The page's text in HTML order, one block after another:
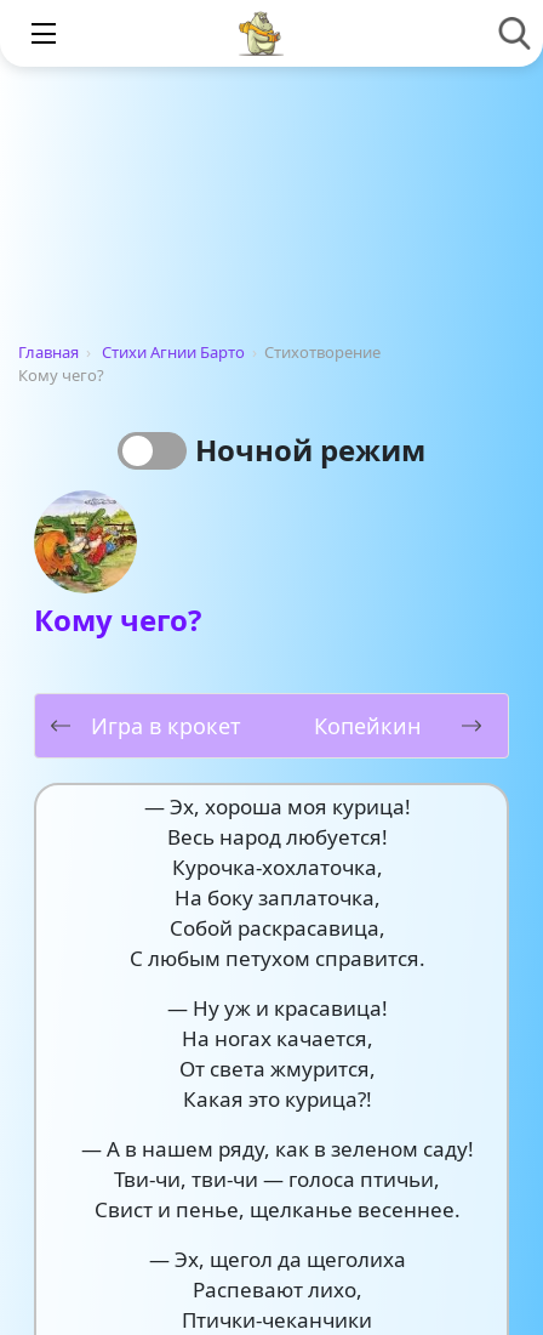
Главная › Стихи Агнии Барто › Стихотворение
Кому чего?
Ночной режим
Кому чего?
Игра в крокет Копейкин
— Эх, хороша моя курица!
Весь народ любуется!
Курочка-хохлаточка,
На боку заплаточка,
Собой раскрасавица,
С любым петухом справится.
— Ну уж и красавица!
На ногах качается,
От света жмурится,
Какая это курица?!
— А в нашем ряду, как в зеленом саду!
Тви-чи, тви-чи — голоса птичьи,
Свист и пенье, щелканье весеннее.
— Эх, щегол да щеголиха
Распевают лихо,
Птички-чеканчики